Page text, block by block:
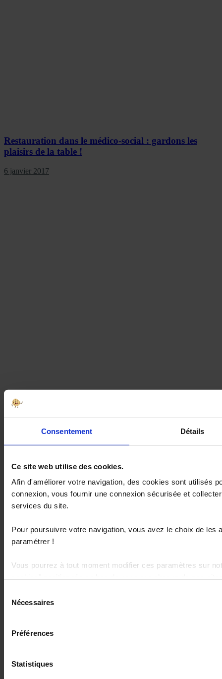
Consentement Détails
Ce site web utilise des cookies.
Afin d'améliorer votre navigation, des cookies sont utilisés
connexion, vous fournir une connexion sécurisée et
services du site.
Pour poursuivre votre navigation, vous avez le choix de les
paramétrer !
Vous pourrez à tout moment modifier ces paramètres sur
Pour en savoir plus sur notre politique de protection des
Nécessaires
Préférences
Statistiques
Restauration dans le médico-social : gardons les
plaisirs de la table !
6 janvier 2017
Le GEMRCN : manger c’est bien, bien manger c’est